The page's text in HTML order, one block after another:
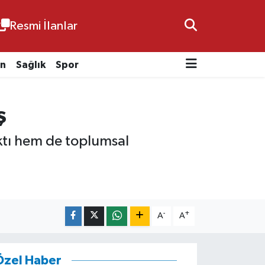
Resmi İlanlar
Sağlık Spor
hem de toplumsal
A- A+
Haber